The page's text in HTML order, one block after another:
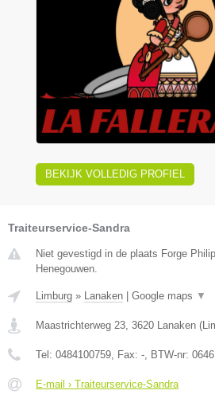
BEKIJK VOLLEDIG PROFIEL
Traiteurservice-Sandra
Niet gevestigd in de plaats Forge
Henegouwen.
Limburg » Lanaken | Google maps ▼
Maastrichterweg 23 3620 Lanaken (
Tel: 0484100759 , Fax: - , BTW-nr:
E-mail › Traiteurservice-Sandra